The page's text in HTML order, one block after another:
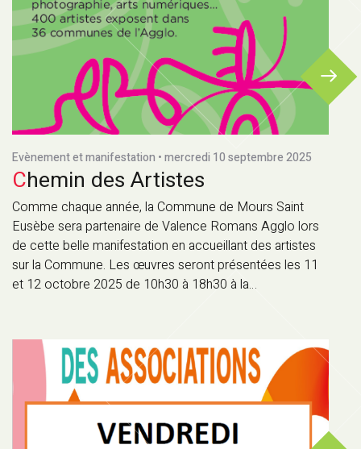
Evènement et manifestation • mercredi 10 septembre 2025
Chemin des Artistes
Comme chaque année, la Commune de Mours Saint
Eusèbe sera partenaire de Valence Romans Agglo lors
de cette belle manifestation en accueillant des artistes
sur la Commune. Les œuvres seront présentées les 11
et 12 octobre 2025 de 10h30 à 18h30 à la…